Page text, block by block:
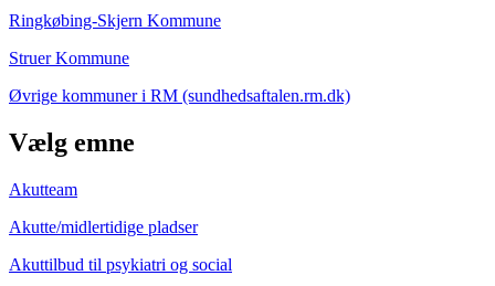
Ringkøbing-Skjern Kommune
Struer Kommune
Øvrige kommuner i RM (sundhedsaftalen.rm.dk)
Vælg emne
Akutteam
Akutte/midlertidige pladser
Akuttilbud til psykiatri og social